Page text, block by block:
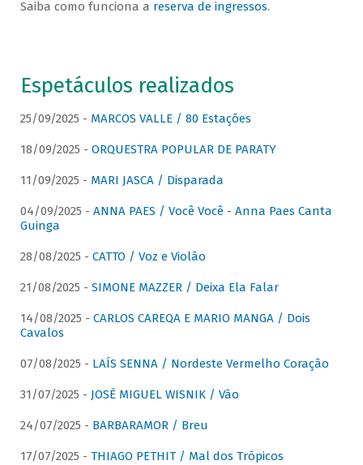
Saiba como funciona a reserva de ingressos.
Espetáculos realizados
25/09/2025 - MARCOS VALLE / 80 Estações
18/09/2025 - ORQUESTRA POPULAR DE PARATY
11/09/2025 - MARI JASCA / Disparada
04/09/2025 - ANNA PAES / Você Você - Anna Paes Canta
Guinga
28/08/2025 - CATTO / Voz e Violão
21/08/2025 - SIMONE MAZZER / Deixa Ela Falar
14/08/2025 - CARLOS CAREQA E MARIO MANGA / Dois
Cavalos
07/08/2025 - LAÍS SENNA / Nordeste Vermelho Coração
31/07/2025 - JOSÉ MIGUEL WISNIK / Vão
24/07/2025 - BARBARAMOR / Breu
17/07/2025 - THIAGO PETHIT / Mal dos Trópicos